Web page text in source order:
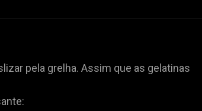
pela grelha. Assim que as gelatinas